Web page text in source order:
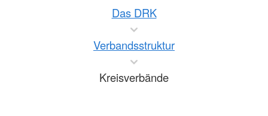
Das DRK
Verbandsstruktur
Kreisverbände